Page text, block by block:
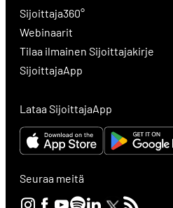
Sijoittaja360°
Webinaarit
Tilaa ilmainen Sijoittajakirje
SijoittajaApp
Lataa SijoittajaApp
Seuraa meitä